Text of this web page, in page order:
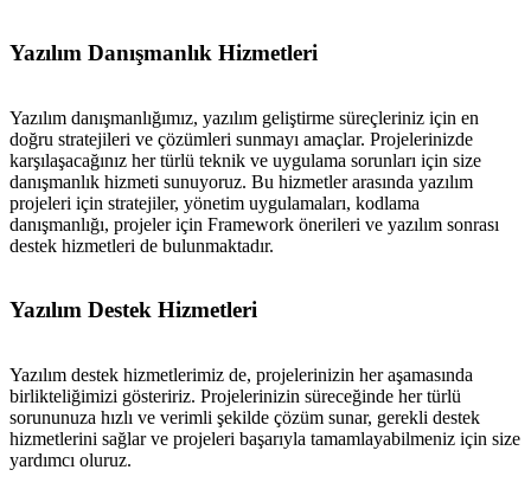
Yazılım Danışmanlık Hizmetleri
Yazılım danışmanlığımız, yazılım geliştirme süreçleriniz için en
doğru stratejileri ve çözümleri sunmayı amaçlar. Projelerinizde
karşılaşacağınız her türlü teknik ve uygulama sorunları için size
danışmanlık hizmeti sunuyoruz. Bu hizmetler arasında yazılım
projeleri için stratejiler, yönetim uygulamaları, kodlama
danışmanlığı, projeler için Framework önerileri ve yazılım sonrası
destek hizmetleri de bulunmaktadır.
Yazılım Destek Hizmetleri
Yazılım destek hizmetlerimiz de, projelerinizin her aşamasında
birlikteliğimizi gösteririz. Projelerinizin süreceğinde her türlü
sorununuza hızlı ve verimli şekilde çözüm sunar, gerekli destek
hizmetlerini sağlar ve projeleri başarıyla tamamlayabilmeniz için size
yardımcı oluruz.